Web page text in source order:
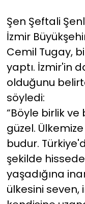
Şen Şeftali
İzmir
Cemil Tugay,
yaptı. İzmir'in
olduğunu
söyledi:
“Böyle birlik
güzel.
budur.
şekilde
yaşadığına
ülkesini seven,